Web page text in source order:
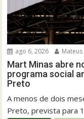
ago 6, 2026
Mart Minas abre
programa social
Preto
A menos de dois
Preto, prevista para